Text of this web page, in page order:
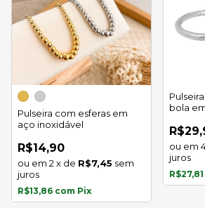
Pulseira com esferas em
aço inoxidável
R$14,90
2 x de R$7,45 sem
juros
R$13,86 com Pix
bola
juros
R$27,81